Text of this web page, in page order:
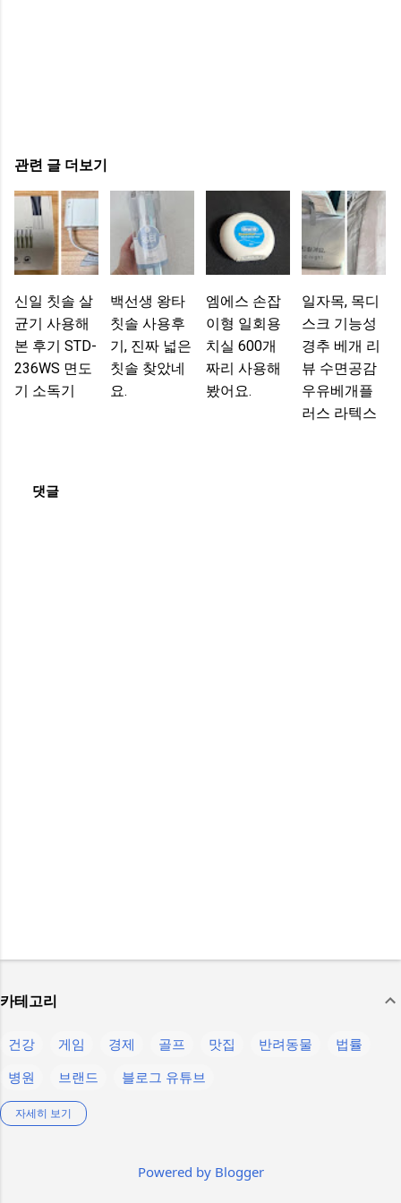
관련 글 더보기
신일 칫솔 살
균기 사용해
본 후기 STD-
236WS 면도
기 소독기
백선생 왕타
칫솔 사용후
기, 진짜 넓은
칫솔 찾았네
요.
엠에스 손잡
이형 일회용
치실 600개
짜리 사용해
봤어요.
일자목, 목디
스크 기능성
경추 베개 리
뷰 수면공감
우유베개플
러스 라텍스
댓글
카테고리
건강 게임 경제 골프 맛집 반려동물
법률
병원
브랜드
블로그 유튜브
생활정보
스마트폰
콘텐츠 햄버거 K-pop
자세히 보기
Powered by Blogger